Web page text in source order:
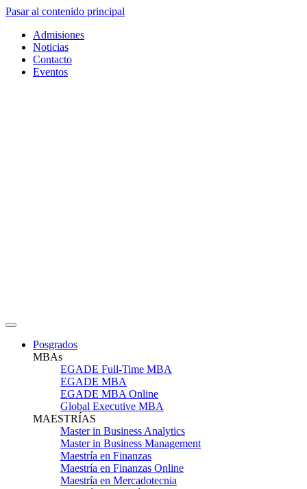
Pasar al contenido principal
Admisiones
Noticias
Contacto
Eventos
Posgrados
MBAs
EGADE Full-Time MBA
EGADE MBA
EGADE MBA Online
Global Executive MBA
MAESTRÍAS
Master in Business Analytics
Master in Business Management
Maestría en Finanzas
Maestría en Finanzas Online
Maestría en Mercadotecnia